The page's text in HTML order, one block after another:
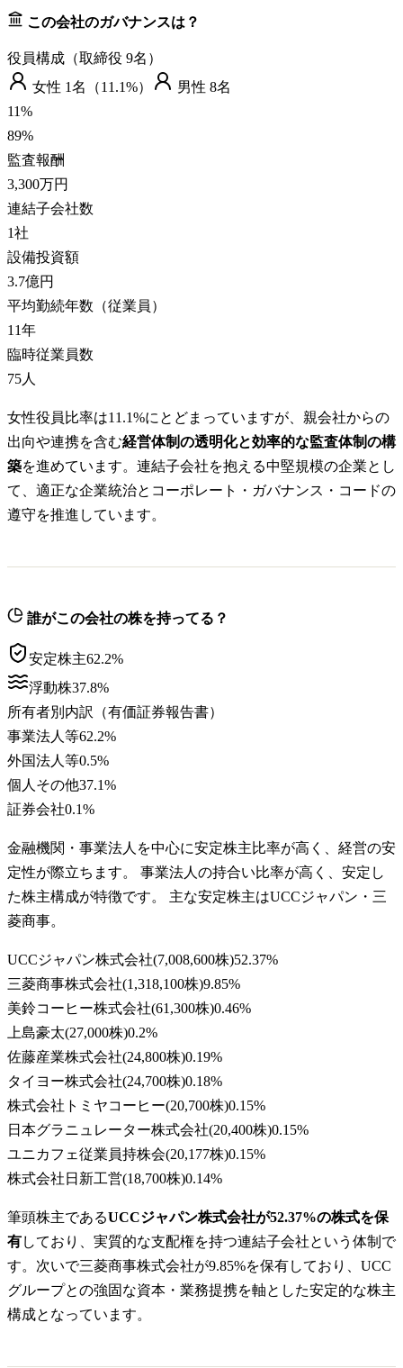
この会社のガバナンスは？
役員構成（取締役 9名）
女性 1名（11.1%） 男性 8名
11%
89%
監査報酬
3,300万円
連結子会社数
1社
設備投資額
3.7億円
平均勤続年数（従業員）
11年
臨時従業員数
75人
女性役員比率は11.1%にとどまっていますが、親会社からの
出向や連携を含む経営体制の透明化と効率的な監査体制の構
築を進めています。連結子会社を抱える中堅規模の企業とし
て、適正な企業統治とコーポレート・ガバナンス・コードの
遵守を推進しています。
誰がこの会社の株を持ってる？
安定株主62.2%
浮動株37.8%
所有者別内訳（有価証券報告書）
事業法人等62.2%
外国法人等0.5%
個人その他37.1%
証券会社0.1%
金融機関・事業法人を中心に安定株主比率が高く、経営の安
定性が際立ちます。 事業法人の持合い比率が高く、安定し
た株主構成が特徴です。 主な安定株主はUCCジャパン・三
菱商事。
UCCジャパン株式会社(7,008,600株)52.37%
三菱商事株式会社(1,318,100株)9.85%
美鈴コーヒー株式会社(61,300株)0.46%
上島豪太(27,000株)0.2%
佐藤産業株式会社(24,800株)0.19%
タイヨー株式会社(24,700株)0.18%
株式会社トミヤコーヒー(20,700株)0.15%
日本グラニュレーター株式会社(20,400株)0.15%
ユニカフェ従業員持株会(20,177株)0.15%
株式会社日新工営(18,700株)0.14%
筆頭株主であるUCCジャパン株式会社が52.37%の株式を保
有しており、実質的な支配権を持つ連結子会社という体制で
す。次いで三菱商事株式会社が9.85%を保有しており、UCC
グループとの強固な資本・業務提携を軸とした安定的な株主
構成となっています。